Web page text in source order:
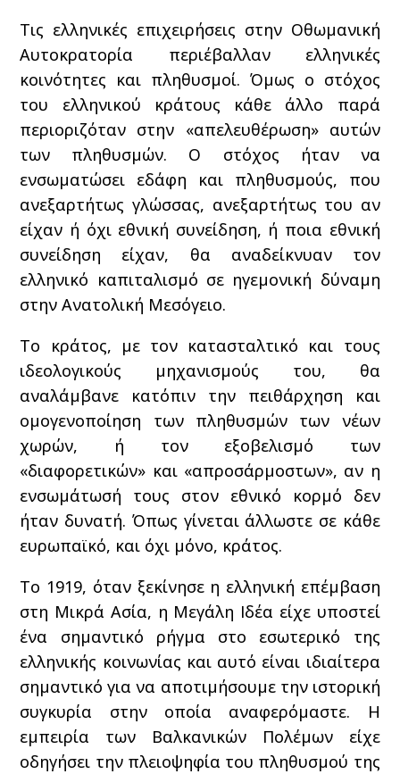
Τις ελληνικές επιχειρήσεις στην Οθωμανική
Αυτοκρατορία περιέβαλλαν ελληνικές
κοινότητες και πληθυσμοί. Όμως ο στόχος
του ελληνικού κράτους κάθε άλλο παρά
περιοριζόταν στην «απελευθέρωση» αυτών
των πληθυσμών. Ο στόχος ήταν να
ενσωματώσει εδάφη και πληθυσμούς, που
ανεξαρτήτως γλώσσας, ανεξαρτήτως του αν
είχαν ή όχι εθνική συνείδηση, ή ποια εθνική
συνείδηση είχαν, θα αναδείκνυαν τον
ελληνικό καπιταλισμό σε ηγεμονική δύναμη
στην Ανατολική Μεσόγειο.
Το κράτος, με τον κατασταλτικό και τους
ιδεολογικούς μηχανισμούς του, θα
αναλάμβανε κατόπιν την πειθάρχηση και
ομογενοποίηση των πληθυσμών των νέων
χωρών, ή τον εξοβελισμό των
«διαφορετικών» και «απροσάρμοστων», αν η
ενσωμάτωσή τους στον εθνικό κορμό δεν
ήταν δυνατή. Όπως γίνεται άλλωστε σε κάθε
ευρωπαϊκό, και όχι μόνο, κράτος.
Το 1919, όταν ξεκίνησε η ελληνική επέμβαση
στη Μικρά Ασία, η Μεγάλη Ιδέα είχε υποστεί
ένα σημαντικό ρήγμα στο εσωτερικό της
ελληνικής κοινωνίας και αυτό είναι ιδιαίτερα
σημαντικό για να αποτιμήσουμε την ιστορική
συγκυρία στην οποία αναφερόμαστε. Η
εμπειρία των Βαλκανικών Πολέμων είχε
οδηγήσει την πλειοψηφία του πληθυσμού της